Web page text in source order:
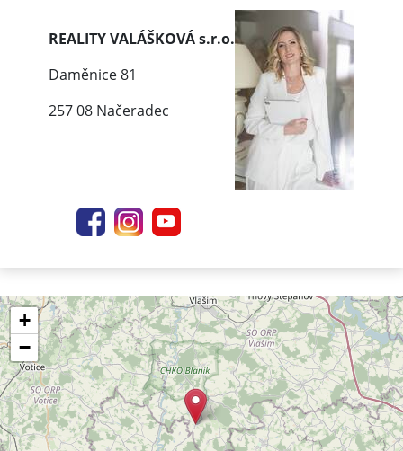
REALITY VALÁŠKOVÁ s.r.o.
Daměnice 81
257 08 Načeradec
+
−